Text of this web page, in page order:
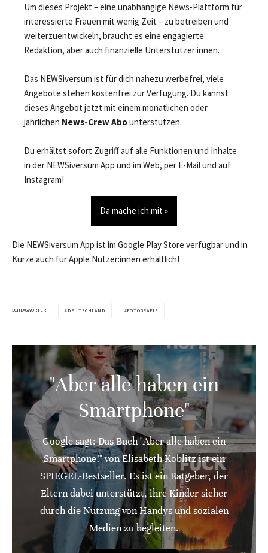
Um dieses Projekt – eine unabhängige News-Plattform für
interessierte Frauen mit wenig Zeit – zu betreiben und
weiterzuentwickeln, braucht es eine engagierte
Redaktion, aber auch finanzielle Unterstützer:innen.
Das NEWSiversum ist für dich nahezu werbefrei, viele
Angebote stehen kostenfrei zur Verfügung. Du kannst
dieses Angebot jetzt mit einem monatlichen oder
jährlichen News-Crew Abounterstützen.
Du erhältst sofort Zugriff auf alle Funktionen und Inhalte
in der NEWSiversum App und im Web, per E-Mail und auf
Instagram!
Da mache ich mit »
Die NEWSiversum App ist im Google Play Store verfügbar und in
Kürze auch für Apple Nutzer:innen erhältlich!
SCHLAGWÖRTER DEUTSCHLAND FOTOGRAFIE
"Aber alle haben ein
Smartphone"
Google sagt: Das Buch "Aber alle haben ein
Smartphone!" von Elisabeth Koblitz ist ein
SPIEGEL-Bestseller. Es ist ein Ratgeber, der
Eltern dabei unterstützt, ihre Kinder sicher
durch die Nutzung von Handys und sozialen
Medien zu begleiten.